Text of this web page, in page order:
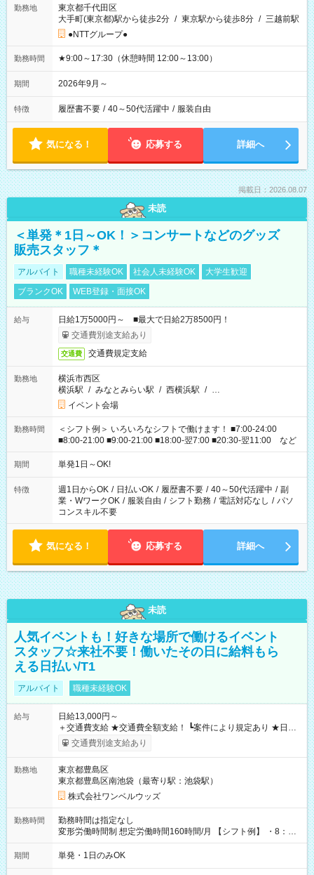
勤務地
東京都千代田区
大手町(東京都)駅から徒歩2分 / 東京駅から徒歩8分 / 三越前駅
●NTTグループ●
勤務時間 ★9:00～17:30（休憩時間 12:00～13:00）
期間 2026年9月～
特徴 履歴書不要 / 40～50代活躍中 / 服装自由
気になる！ 応募する 詳細へ
掲載日：2026.08.07
未読
＜単発＊1日～OK！＞コンサートなどのグッズ
販売スタッフ＊
アルバイト 職種未経験OK 社会人未経験OK
大学生歓迎
ブランクOK
WEB登録・面接OK
給与
日給1万5000円～ ■最大で日給2万8500円！
交通費別途支給あり
交通費 交通費規定支給
勤務地
横浜市西区
横浜駅 / みなとみらい駅 / 西横浜駅 / …
イベント会場
勤務時間
＜シフト例＞ いろいろなシフトで働けます！ ■7:00-24:00
■8:00-21:00 ■9:00-21:00 ■18:00-翌7:00 ■20:30-翌11:00 など
期間 単発1日～OK!
特徴 週1日からOK / 日払いOK / 履歴書不要 / 40～50代活躍中 / 副
業・WワークOK / 服装自由 / シフト勤務 / 電話対応なし / パソ
コンスキル不要
気になる！ 応募する 詳細へ
未読
人気イベントも！好きな場所で働けるイベント
スタッフ☆来社不要！働いたその日に給料もら
える日払い/T1
アルバイト 職種未経験OK
給与
日給13,000円～
＋交通費支給 ★交通費全額支給！ ┗案件により規定あり ★日払
いOK！（規定あり） ┗働いたその日に現金GET♪ お仕事後はコ
ンビニATMから 日払い分を引き落とせます！ 【試用期間】試
交通費別途支給あり
勤務地
東京都豊島区
東京都豊島区南池袋（最寄り駅：池袋駅）
株式会社ワンベルウッズ
勤務時間
勤務時間は指定なし
変形労働時間制 想定労働時間160時間/月 【シフト例】 ・8：00
～21：00
期間 単発・1日のみOK